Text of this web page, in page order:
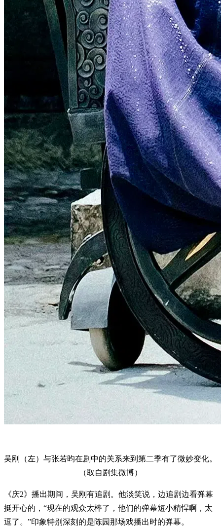
吴刚（左）与张若昀在剧中的关系来到第二季有了微妙变化。
（取自剧集微博）
《庆2》播出期间，吴刚有追剧。他淡笑说，边追剧边看弹幕
挺开心的，“现在的观众太棒了，他们的弹幕短小精悍啊，太
逗了。”印象特别深刻的是陈园那场戏播出时的弹幕。